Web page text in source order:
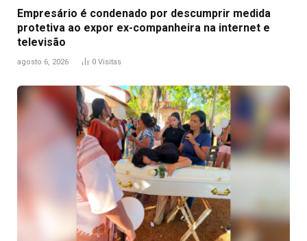
Empresário é condenado por descumprir medida
protetiva ao expor ex-companheira na internet e
televisão
agosto 6, 2026 0 Visitas